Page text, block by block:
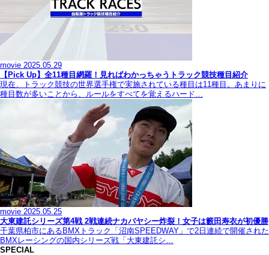
movie 2025.05.29
【Pick Up】全11種目網羅！見ればわかっちゃうトラック競技種目紹介
現在、トラック競技の世界選手権で実施されている種目は11種目。あまりに
種目数が多いことから、ルールをすべてを覚えるハード…
movie 2025.05.25
大東建託シリーズ第4戦 2戦連続ナカバヤシー炸裂！女子は籔田寿衣が初優勝
千葉県柏市にあるBMXトラック「沼南SPEEDWAY」で2日連続で開催された
BMXレーシングの国内シリーズ戦「大東建託シ…
SPECIAL